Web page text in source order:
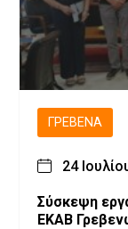
ΓΡΕΒΕΝΆ
24
Σύσκεψη
ΕΚΑΒ